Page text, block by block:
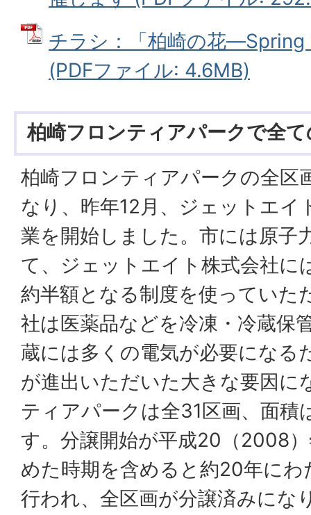
チラシ：「柏崎の花
(PDFファイル: 4.6MB)
柏崎フロンティアパークで全
柏崎フロンティアパークの全区
なり、昨年12月、ジェットエイ
業を開始しました。市には原子
て、ジェットエイト株式会社に
約半額となる制度を使っていた
社は医薬品などを冷凍・冷蔵保
蔵には多くの電気が必要になる
が進出いただいた大きな要因に
ティアパークは全31区画、面積
す。分譲開始が平成20（2008
めた時期を含めると約20年にわ
行われ、全区画が分譲済みにな